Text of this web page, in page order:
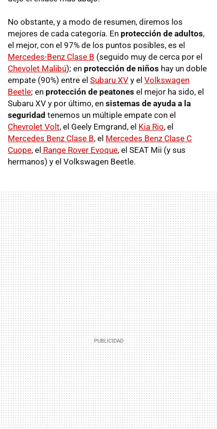
No obstante, y a modo de resumen, diremos los
mejores de cada categoría. En protección de adultos,
el mejor, con el 97% de los puntos posibles, es el
Mercedes-Benz Clase B (seguido muy de cerca por el
Chevolet Malibú); en protección de niños hay un doble
empate (90%) entre el Subaru XV y el Volkswagen
Beetle; en protección de peatones el mejor ha sido, el
Subaru XV y por último, en sistemas de ayuda a la
seguridad tenemos un múltiple empate con el
Chevrolet Volt, el Geely Emgrand, el Kia Rio, el
Mercedes Benz Clase B, el Mercedes Benz Clase C
Cuope, el Range Rover Evoque, el SEAT Mii (y sus
hermanos) y el Volkswagen Beetle.